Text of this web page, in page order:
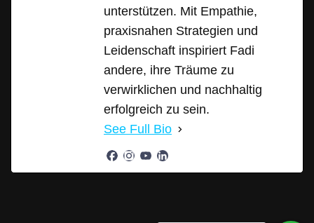
unterstützen. Mit Empathie,
praxisnahen Strategien und
Leidenschaft inspiriert Fadi
andere, ihre Träume zu
verwirklichen und nachhaltig
erfolgreich zu sein.
See Full Bio